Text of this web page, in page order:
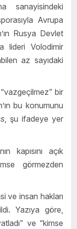
sanayisindeki
Avrupa
Rusya Devlet
lideri Volodimir
az sayıdaki
bir
bu konumunu
, şu ifadeye yer
kapısını açık
görmezden
ve insan hakları
Yazıya göre,
ve “kimse